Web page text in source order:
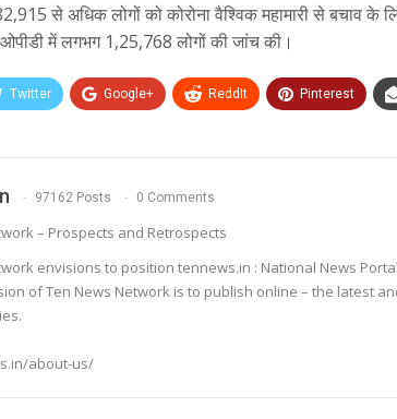
से अधिक लोगों को कोरोना वैश्विक महामारी से बचाव के
में लगभग 1,25,768 लोगों की जांच की।
Twitter Google+ ReddIt Pinterest
97162 Posts 0 Comments
– Prospects and Retrospects
envisions to position tennews.in : National News
of Ten News Network is to publish online – the latest
about-us/